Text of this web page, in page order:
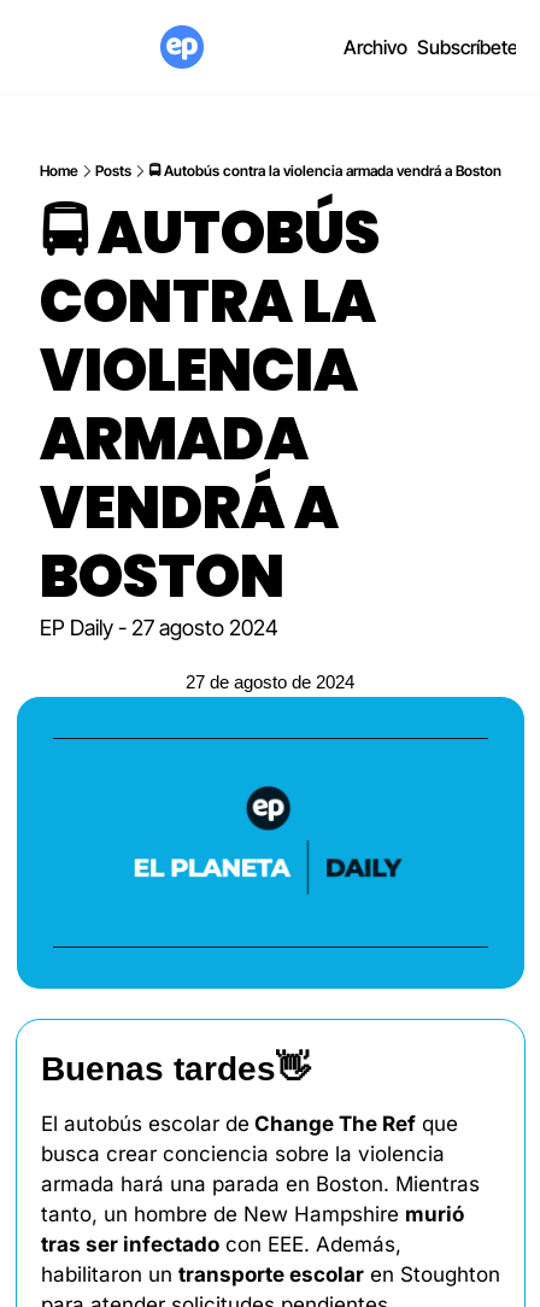
Archivo Subscríbete
Home Posts 🚍 Autobús contra la violencia armada vendrá a Boston
🚍 AUTOBÚS
CONTRA LA
VIOLENCIA
ARMADA
VENDRÁ A
BOSTON
EP Daily - 27 agosto 2024
27 de agosto de 2024
Buenas tardes👋
El autobús escolar de Change The Ref que
busca crear conciencia sobre la violencia
armada hará una parada en Boston. Mientras
tanto, un hombre de New Hampshire murió
tras ser infectado con EEE. Además,
habilitaron un transporte escolar en Stoughton